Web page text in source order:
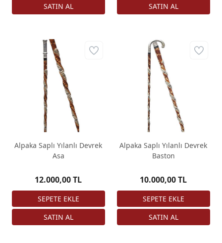
Alpaka Saplı Yılanlı Devrek
Asa
12.000,00 TL
Alpaka Saplı Yılanlı Devrek
Baston
10.000,00 TL